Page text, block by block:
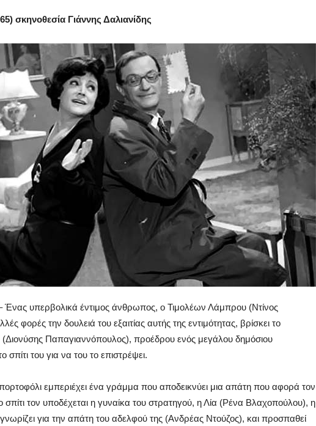
σκηνοθεσία Γιάννης Δαλιανίδης
Ένας υπερβολικά έντιμος άνθρωπος, ο Τιμολέων Λάμπρου (Ντίνος
φορές την δουλειά του εξαιτίας αυτής της εντιμότητας, βρίσκει το
(Διονύσης Παπαγιαννόπουλος), προέδρου ενός μεγάλου δημόσιου
σπίτι του για να του το επιστρέψει.
εμπεριέχει ένα γράμμα που αποδεικνύει μια απάτη που αφορά τον
τον υποδέχεται η γυναίκα του στρατηγού, η Λία (Ρένα Βλαχοπούλου), η
για την απάτη του αδελφού της (Ανδρέας Ντούζος), και προσπαθεί